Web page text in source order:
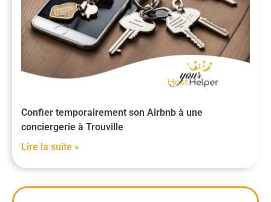
Confier temporairement son Airbnb à une
conciergerie à Trouville
Lire la suite »